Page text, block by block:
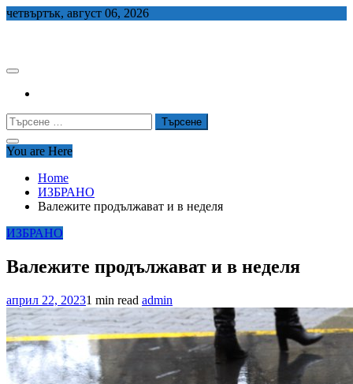
Skip
четвъртък, август 06, 2026
Търсене
за:
You are Here
Home
ИЗБРАНО
Валежите продължават и в неделя
ИЗБРАНО
Валежите продължават и в неделя
април 22, 20231 min read admin